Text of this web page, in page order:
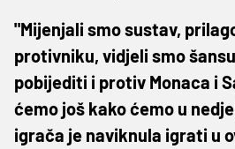
"Mijenjali smo sustav,
protivniku, vidjeli smo
pobijediti i protiv Monaca i
ćemo još kako ćemo u
igrača je naviknula igrati u